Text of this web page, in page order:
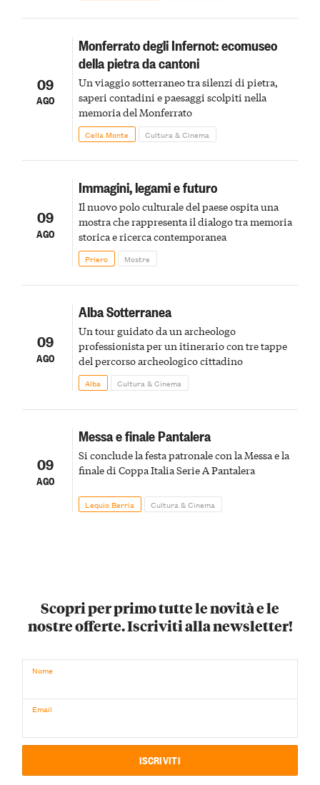
09
AGO
Monferrato degli Infernot: ecomuseo
della pietra da cantoni
Un viaggio sotterraneo tra silenzi di pietra,
saperi contadini e paesaggi scolpiti nella
memoria del Monferrato
Cella Monte Cultura & Cinema
09
AGO
Immagini, legami e futuro
Il nuovo polo culturale del paese ospita una
mostra che rappresenta il dialogo tra memoria
storica e ricerca contemporanea
Priero Mostre
09
AGO
Alba Sotterranea
Un tour guidato da un archeologo
professionista per un itinerario con tre tappe
del percorso archeologico cittadino
Alba Cultura & Cinema
09
AGO
Messa e finale Pantalera
Si conclude la festa patronale con la Messa e la
finale di Coppa Italia Serie A Pantalera
Lequio Berria Cultura & Cinema
Scopri per primo tutte le novità e le
nostre offerte. Iscriviti alla newsletter!
Nome
Email